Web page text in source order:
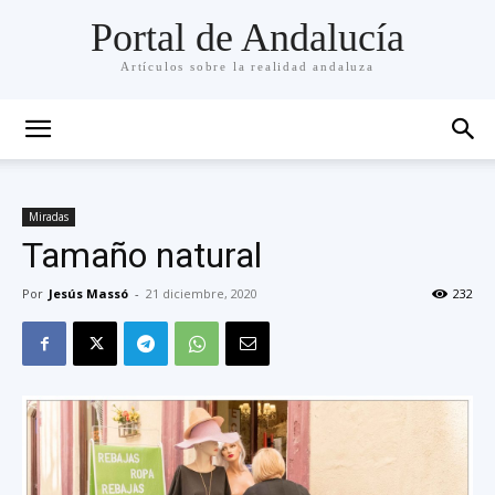
Portal de Andalucía
Artículos sobre la realidad andaluza
Miradas
Tamaño natural
Por Jesús Massó - 21 diciembre, 2020 232